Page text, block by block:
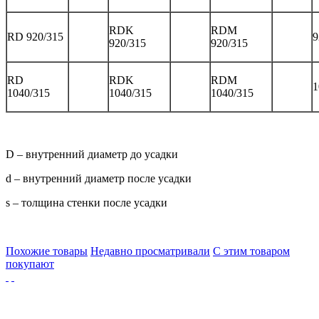
RD 920/315
RDK
920/315
RDM
920/315
RD
1040/315
RDK
1040/315
RDM
1040/315
D – внутренний диаметр до усадки
d – внутренний диаметр после усадки
s – толщина стенки после усадки
Похожие товары Недавно просматривали С этим товаром
покупают